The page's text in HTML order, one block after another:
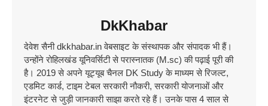
DkKhabar
देवेश सैनी dkkhabar.in वेबसाइट के संस्थापक और संपादक भी हैं।
उन्होंने रोहिलखंड यूनिवर्सिटी से परास्नातक (M.sc) की पढ़ाई पूरी की
है। 2019 से अपने यूट्यूब चैनल DK Study के माध्यम से रिजल्ट,
एडमिट कार्ड, टाइम टेबल सरकारी नौकरी, सरकारी योजनाओं और
इंटरनेट से जुड़ी जानकारी साझा करते रहे हैं। उनके पास 4 साल से